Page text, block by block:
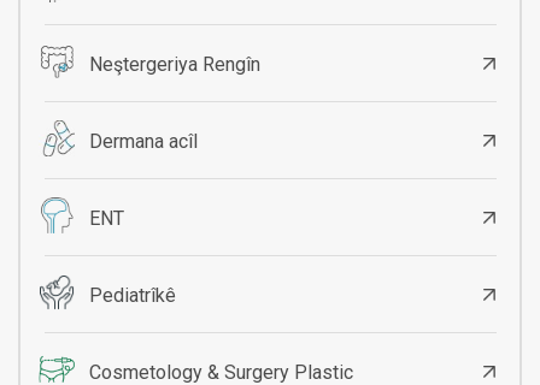
Neştergeriya Rengîn
Dermana acîl
ENT
Pediatrîkê
Cosmetology & Surgery Plastic